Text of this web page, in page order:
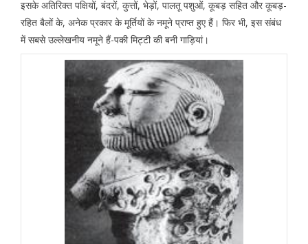
इसके अतिरिक्त पक्षियों, बंदरों, कुत्तों, भेड़ों, पालतू पशुओं, कूबड़ सहित और कूबड़-
रहित बैलों के, अनेक प्रकार के मूर्तियों के नमूने प्राप्त हुए हैं। फिर भी, इस संबंध
में सबसे उल्लेखनीय नमूने हैं-पकी मिट्टी की बनी गाड़ियां।